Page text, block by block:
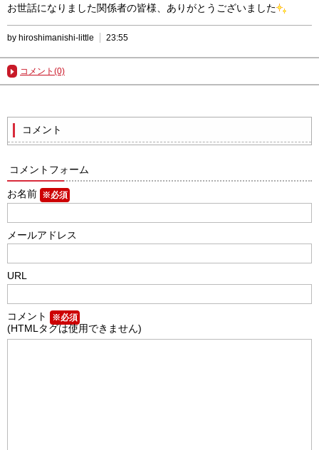
お世話になりました関係者の皆様、ありがとうございました
by hiroshimanishi-little 23:55
コメント(0)
コメント
コメントフォーム
お名前 ※必須
メールアドレス
URL
コメント ※必須
(HTMLタグは使用できません)